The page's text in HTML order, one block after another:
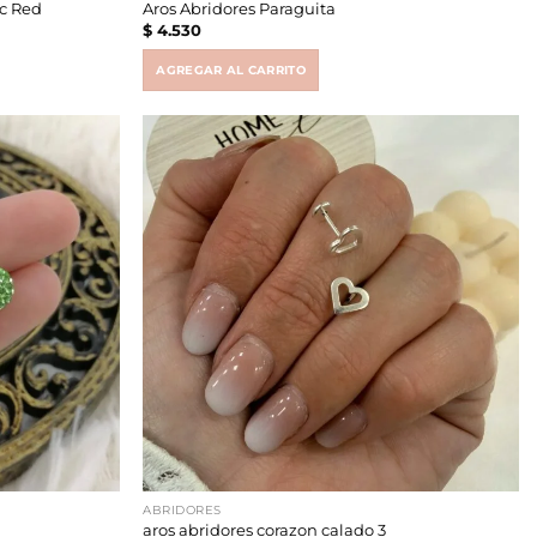
Red
Aros Abridores Paraguita
$ 4.530
AGREGAR AL CARRITO
ABRIDORES
aros abridores corazon calado 3